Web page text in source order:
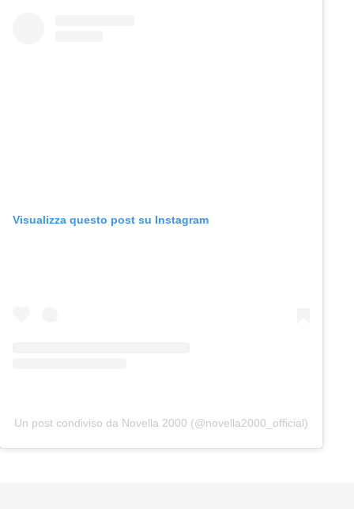
Visualizza questo post su Instagram
Un post condiviso da Novella 2000 (@novella2000_official)